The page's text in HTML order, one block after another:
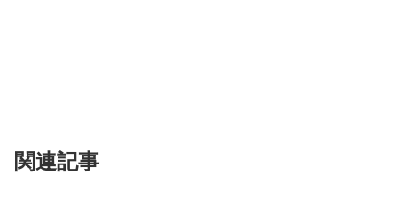
関連記事